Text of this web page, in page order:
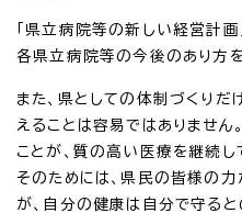
「県立病院等の新しい経営計画
各県立病院等の今後のあり方
また、県としての体制づくりだ
えることは容易ではありませ
ことが、質の高い医療を継続し
そのためには、県民の皆様の力
が、自分の健康は自分で守る